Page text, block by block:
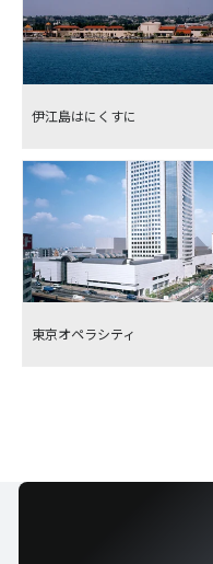
伊江島はにくすに
東京オペラシティ